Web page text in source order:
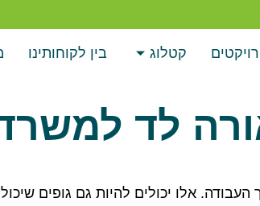
קטלוג בין לקוחותינו
לד
אלו יכולים להיות גם גופים